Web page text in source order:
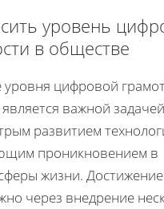
уровень
в обществе
цифровой
важной
развитием
проникновением в
жизни.
через внедрение